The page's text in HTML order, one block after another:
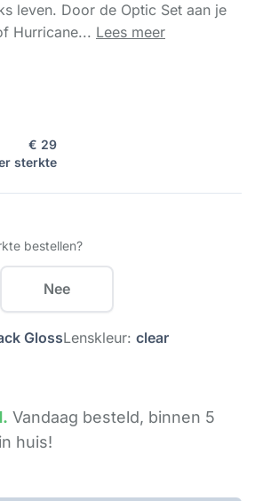
leven. Door de Optic Set aan je
Hurricane... Lees meer
€ 29
sterkte
bestellen?
Nee
GlossLenskleur: clear
Vandaag besteld, binnen 5
in huis!